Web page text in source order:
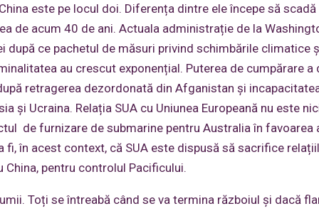
este pe locul doi. Diferența dintre ele începe să
de acum 40 de ani. Actuala administrație de la
după ce pachetul de măsuri privind schimbările climatice
au crescut exponențial. Puterea de cumpărare a
retragerea dezordonată din Afganistan și
și Ucraina. Relația SUA cu Uniunea Europeană nu este
de furnizare de submarine pentru Australia în favoarea
în acest context, că SUA este dispusă să sacrifice
pentru controlul Pacificului.
Toți se întreabă când se va termina războiul și dacă